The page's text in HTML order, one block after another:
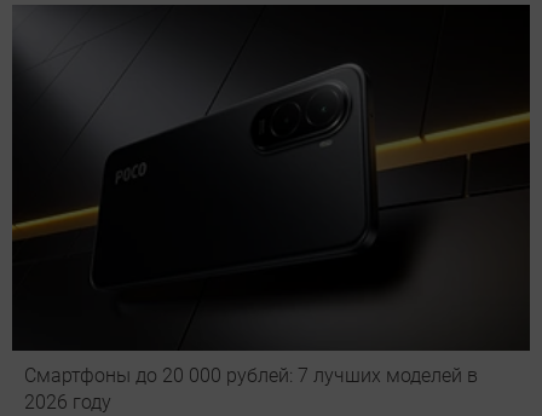
Смартфоны до 20 000 рублей: 7 лучших моделей в
2026 году